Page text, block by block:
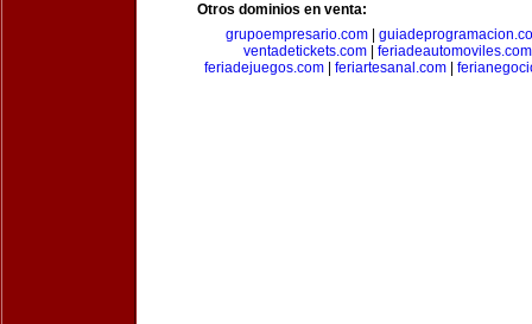
Otros dominios en venta:
grupoempresario.com|
ventadetickets.com| feriadeautomoviles.com
feriadejuegos.com| feriartesanal.com|